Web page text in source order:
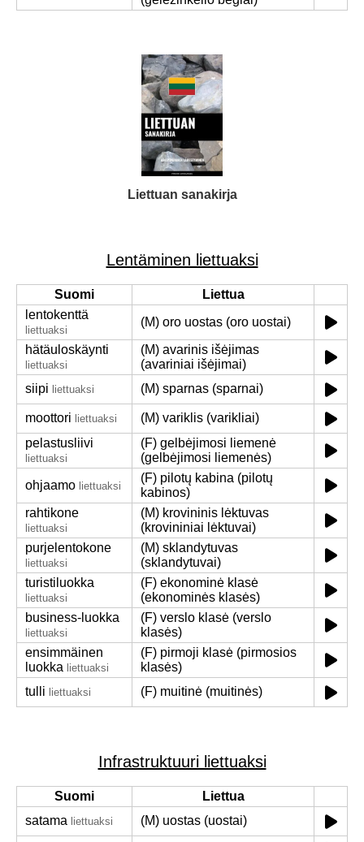
Liettuan sanakirja
Lentäminen liettuaksi
Suomi
Liettua
lentokenttä
liettuaksi
(M) oro uostas (oro uostai)
hätäuloskäynti
liettuaksi
(M) avarinis išėjimas
(avariniai išėjimai)
siipi liettuaksi (M) sparnas (sparnai)
moottori liettuaksi
(M) variklis (varikliai)
pelastusliivi
liettuaksi
(F) gelbėjimosi liemenė
(gelbėjimosi liemenės)
ohjaamo liettuaksi
(F) pilotų kabina (pilotų
kabinos)
rahtikone
liettuaksi
(M) krovininis lėktuvas
(krovininiai lėktuvai)
purjelentokone
liettuaksi
(M) sklandytuvas
(sklandytuvai)
turistiluokka
liettuaksi
(F) ekonominė klasė
(ekonominės klasės)
business-luokka
liettuaksi
(F) verslo klasė (verslo
klasės)
ensimmäinen
luokka liettuaksi
(F) pirmoji klasė (pirmosios
klasės)
tulli liettuaksi (F) muitinė (muitinės)
Infrastruktuuri liettuaksi
Suomi
Liettua
satama liettuaksi (M) uostas (uostai)